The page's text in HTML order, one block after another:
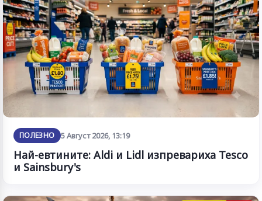
ПОЛЕЗНО 5 Август 2026, 13:19
Най-евтините: Aldi и Lidl изпревариха Tesco
и Sainsbury's